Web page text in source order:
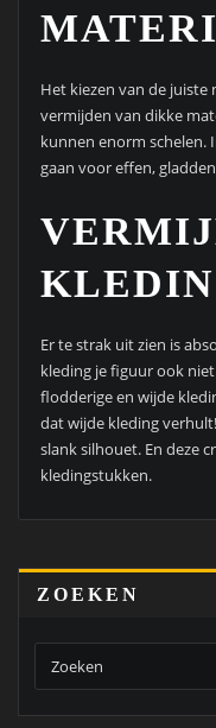
Het kiezen van de
vermijden van dikke
kunnen enorm schelen.
gaan voor effen,
Er te strak uit zien is
kleding je figuur ook
flodderige en wijde
dat wijde kleding
slank silhouet. En deze
kledingstukken.
ZOEKEN